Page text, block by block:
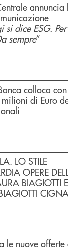
annuncia
si dice ESG.
sempre”
colloca
di Euro
LO STILE
OPERE
BIAGIOTTI
le nuove offerte